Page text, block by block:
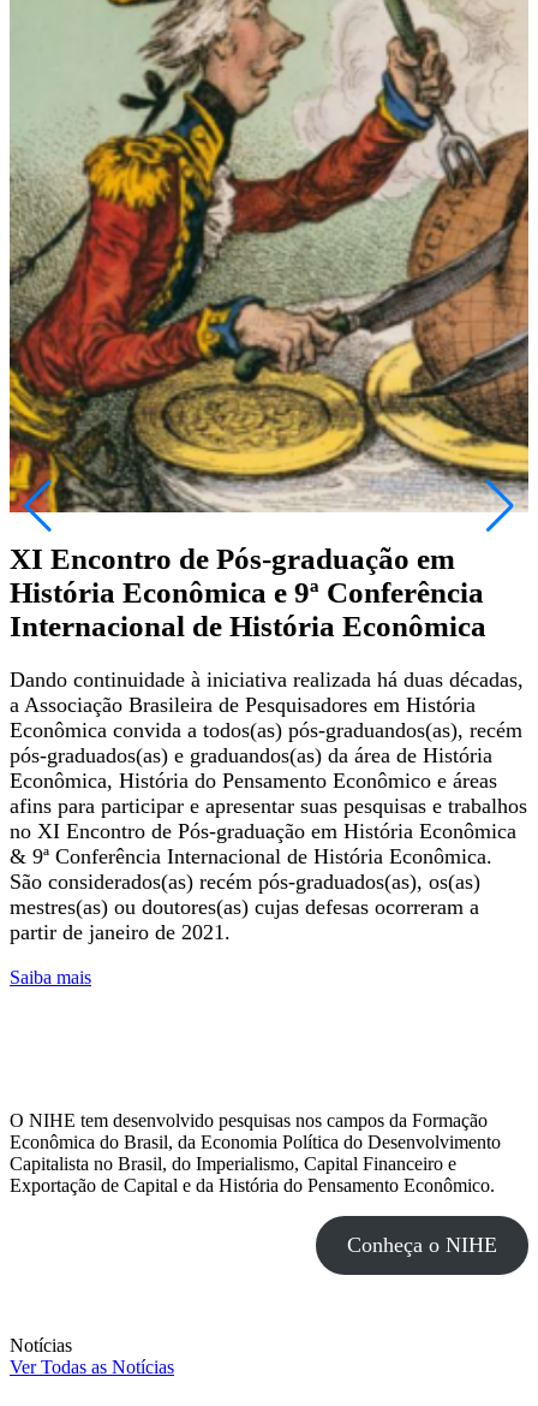
XI Encontro de Pós-graduação em
História Econômica e 9ª Conferência
Internacional de História Econômica
Dando continuidade à iniciativa realizada há duas décadas,
a Associação Brasileira de Pesquisadores em História
Econômica convida a todos(as) pós-graduandos(as), recém
pós-graduados(as) e graduandos(as) da área de História
Econômica, História do Pensamento Econômico e áreas
afins para participar e apresentar suas pesquisas e trabalhos
no XI Encontro de Pós-graduação em História Econômica
& 9ª Conferência Internacional de História Econômica.
São considerados(as) recém pós-graduados(as), os(as)
mestres(as) ou doutores(as) cujas defesas ocorreram a
partir de janeiro de 2021.
Saiba mais(link para XI Encontro de Pós-graduação em História
O NIHE tem desenvolvido pesquisas nos campos da Formação
Econômica do Brasil, da Economia Política do Desenvolvimento
Capitalista no Brasil, do Imperialismo, Capital Financeiro e
Exportação de Capital e da História do Pensamento Econômico.
Conheça o NIHE
Notícias
Ver Todas as Notícias